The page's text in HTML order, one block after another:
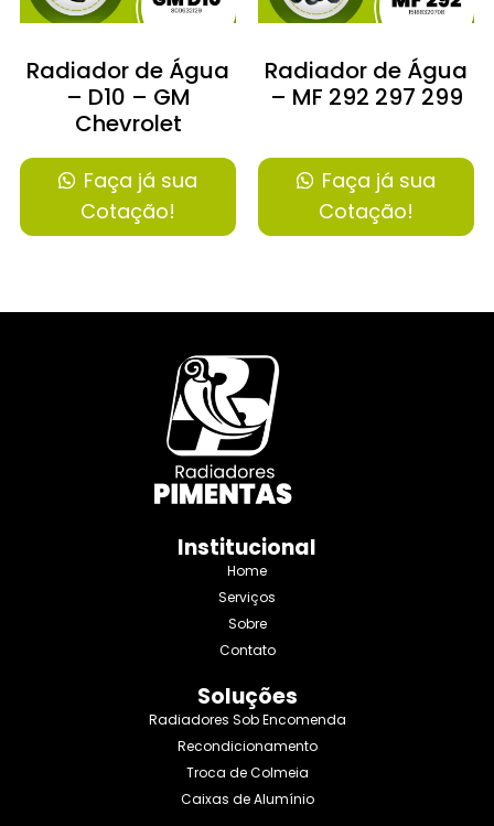
Radiador de Água
– D10 – GM
Chevrolet
Faça já sua
Cotação!
Radiador de Água
– MF 292 297 299
Faça já sua
Cotação!
Institucional
Home
Serviços
Sobre
Contato
Soluções
Radiadores Sob Encomenda
Recondicionamento
Troca de Colmeia
Caixas de Alumínio